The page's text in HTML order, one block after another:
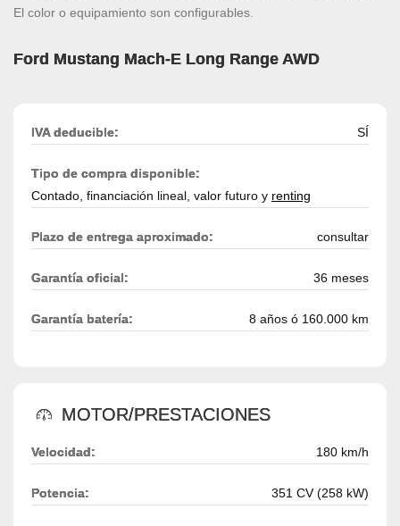
El color o equipamiento son configurables.
Ford Mustang Mach-E Long Range AWD
IVA deducible: SÍ
Tipo de compra disponible:
Contado, financiación lineal, valor futuro y renting
Plazo de entrega aproximado: consultar
Garantía oficial: 36 meses
Garantía batería: 8 años ó 160.000 km
MOTOR/PRESTACIONES
Velocidad: 180 km/h
Potencia: 351 CV (258 kW)